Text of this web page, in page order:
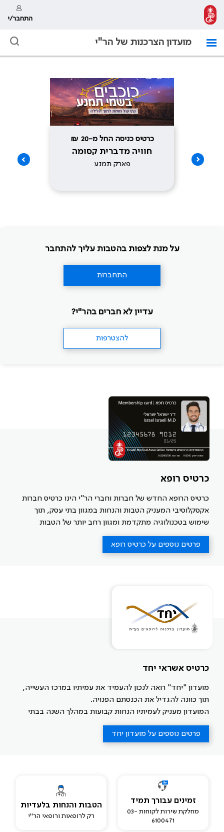
התחבר/י
מועדון הצרכנות של הר"י
כרטיס כניסה החל מ-20 ₪
חוויה מדברית קסומה
פארק תמנע
על מנת לצפות בהטבות עליך להתחבר
התחברות
עדיין לא חברים בהר"י?
להצטרפות
כרטיס רופא
כרטיס הרופא החדש של חברות וחברי הר"י הינו כרטיס חברות
אקסקלוסיבי המעניק הטבות והנחות במגוון בתי עסק, תוך
שימוש בטכנולוגיה מתקדמת ומגוון רחב יותר של הטבות
והנחות.
ניתן לשלם באמצעותו בבתי עסק רבים הנמצאים בהסדר וכן
פרטים נוספים על כרטיס רופא
כרטיס אשראי יחד
מועדון "יחד" רואה לנכון להעמיד את עמיתיו במרכז העשייה,
תוך כוונה להגדיל את הכנסתם הפנויה.
המועדון מעניק לעמיתיו הנחות קבועות במהלך השנה בבתי
עסק וברשתות ברחבי הארץ, מבצעים ייחודים בתחום התיירות,
תרבות הפנאי, ביטוח, רכב ונדל"ן.
פרטים נוספים על מועדון יחד
זמינים עבורך תמיד
מחלקת שירות לקוחות 03-
6100471
הטבות והנחות בלעדיות
רק לרופאות ורופאי הר"י